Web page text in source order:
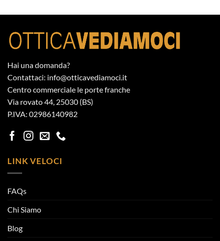
Hai una domanda?
Contattaci: info@otticavediamoci.it
Centro commerciale le porte franche
Via rovato 44, 25030 (BS)
P.IVA: 02986140982
LINK VELOCI
FAQs
Chi Siamo
Blog